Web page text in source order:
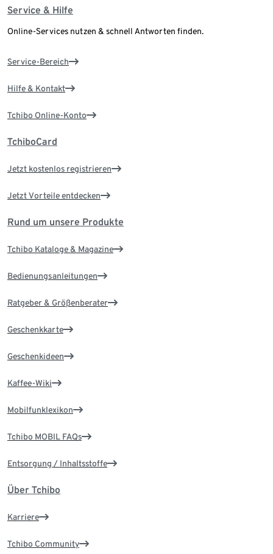
Service & Hilfe
Online-Services nutzen & schnell Antworten finden.
Service-Bereich
Hilfe & Kontakt
Tchibo Online-Konto
TchiboCard
Jetzt kostenlos registrieren
Jetzt Vorteile entdecken
Rund um unsere Produkte
Tchibo Kataloge & Magazine
Bedienungsanleitungen
Ratgeber & Größenberater
Geschenkkarte
Geschenkideen
Kaffee-Wiki
Mobilfunklexikon
Tchibo MOBIL FAQs
Entsorgung / Inhaltsstoffe
Über Tchibo
Karriere
Tchibo Community